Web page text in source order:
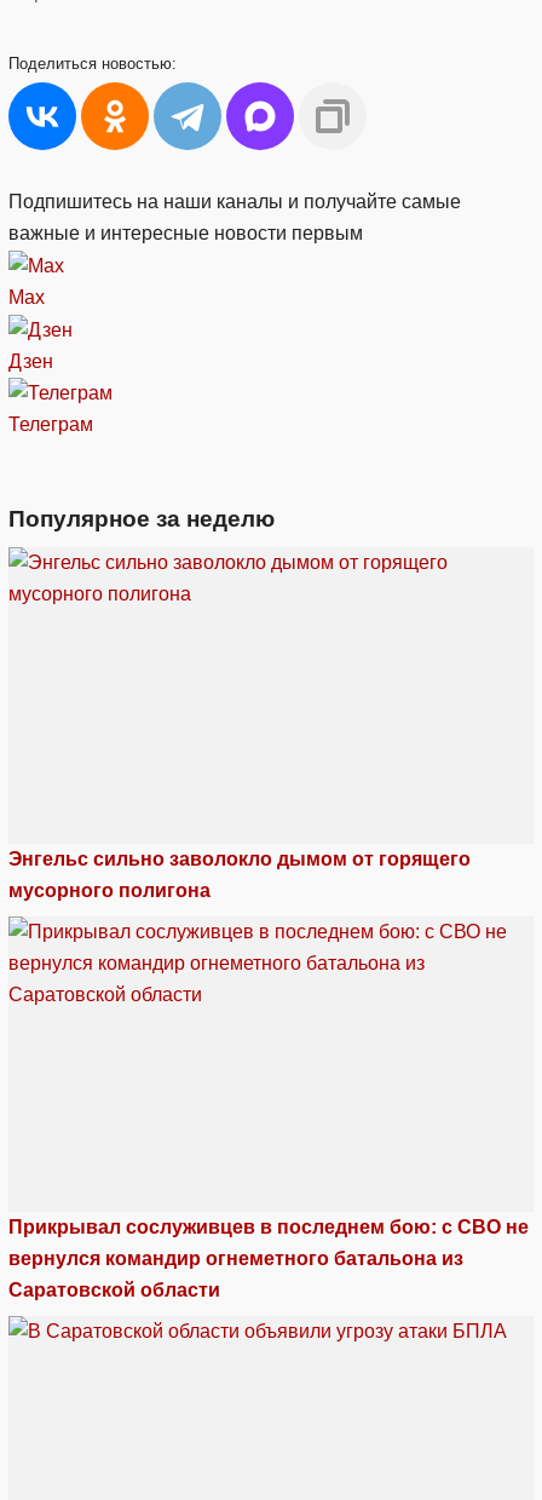
Поделиться новостью:
Подпишитесь на наши каналы и получайте самые
важные и интересные новости первым
Max
Дзен
Телеграм
Популярное за неделю
Энгельс сильно заволокло дымом от горящего
мусорного полигона
Прикрывал сослуживцев в последнем бою: с СВО не
вернулся командир огнеметного батальона из
Саратовской области